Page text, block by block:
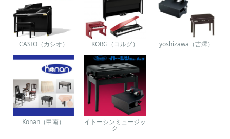
CASIO（カシオ） KORG（コルグ） yoshizawa（吉澤）
Konan（甲南） イトーシンミュージッ
ク